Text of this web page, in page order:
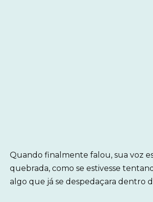
Quando finalmente falou, sua voz
quebrada, como se estivesse
algo que já se despedaçara dentro